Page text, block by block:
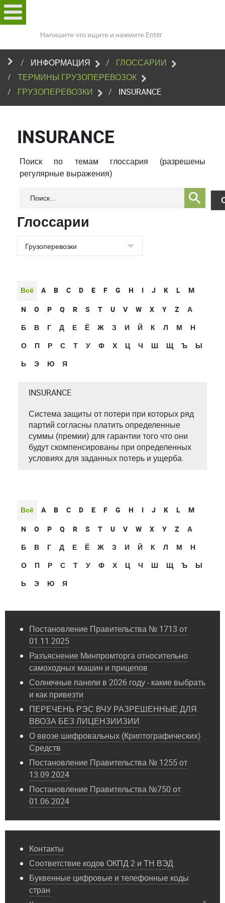
сайту
ИНФОРМАЦИЯ
ГЛОССАРИИ
ТЕРМИНЫ ГРУЗОПЕРЕВОЗОК
ГРУЗОПЕРЕВОЗКИ
INSURANCE
INSURANCE
Поиск по темам глоссария (разрешены
регулярные выражения)
Глоссарии
Всё A B C D E F G H I J K L
M
N
O P Q R S T U V W X Y Z
А
Б
В Г Д Е Ё Ж З И Й К Л М
Н
О
П Р С Т У Ф Х Ц Ч Ш Щ Ъ
Ы
Ь
Э Ю Я
INSURANCE
Система защиты от потери при которых ряд
партий согласны платить определенные
суммы (премии) для гарантии того что они
будут скомпенсированы при определенных
условиях для заданных потерь и ущерба.
Всё A B C D E F G H I J K L
M
N
O P Q R S T U V W X Y Z
А
Б
В Г Д Е Ё Ж З И Й К Л М
Н
О
П Р С Т У Ф Х Ц Ч Ш Щ Ъ
Ы
Ь
Э Ю Я
Постановление Правительства № 1713 от
01.11.2025
Разъяснение Минпромторга относительно
самоходных машин и прицепов
Солнечные панели в 2026 году - какие выбрать
и как привезти
ПЕРЕЧЕНЬ РЭС ВЧУ РАЗРЕШЕННЫЕ ДЛЯ
ВВОЗА БЕЗ ЛИЦЕНЗИИЗИИ
О ввозе шифровальных (Криптографических)
Средств
Постановление Правительства № 1255 от
13.09.2024
Постановление Правительства №750 от
01.06.2024
Контакты
Соответствие кодов ОКПД 2 и ТН ВЭД
Буквенные цифровые и телефонные коды
стран